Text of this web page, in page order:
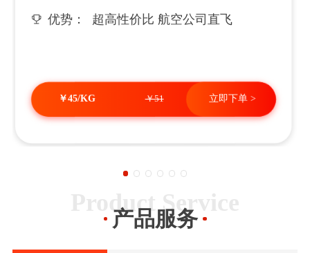
优势： 超高性价比 航空公司直飞
￥45/KG ￥51 立即下单 >
产品服务
Product Service